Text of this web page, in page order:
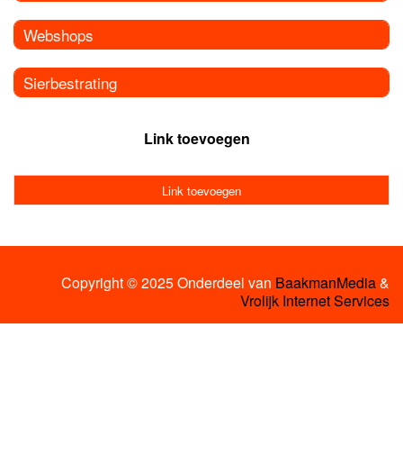
Webshops
Sierbestrating
Link toevoegen
Link toevoegen
Copyright © 2025 Onderdeel van BaakmanMedia&
Vrolijk Internet Services